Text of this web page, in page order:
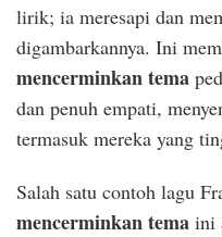
lirik; ia meresapi dan
digambarkannya. Ini
mencerminkan tema
dan penuh empati,
termasuk mereka yang
Salah satu contoh lagu
mencerminkan tema ini